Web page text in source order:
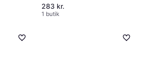
283 kr.
1 butik